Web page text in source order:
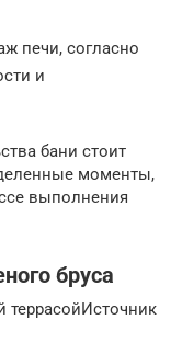
печи, согласно
и
бани стоит
моменты,
выполнения
бруса
террасойИсточник